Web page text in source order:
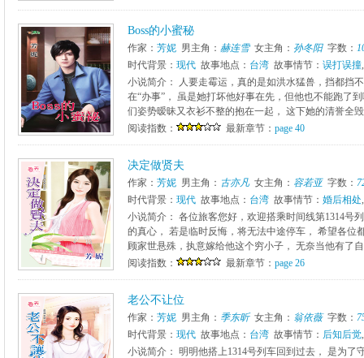
Boss的小蜜秘
作家： 芳妮 男主角： 赫连雪女主角： 孙冬阳字数：
时代背景： 现代 故事地点： 台湾 故事情节： 误打误撞,
小说简介： 人要走霉运，真的是如洪水猛兽，挡都挡
在“办事”， 虽是她打坏他好事在先，但他也不能跑了
们姿势暧昧又衣衫不整的抱在一起， 这下她的清誉全
阅读指数：
最新章节： page 40
决定做贤夫
作家： 芳妮 男主角： 古亦凡女主角： 容若亚字数：
时代背景： 现代 故事地点： 台湾 故事情节： 婚后相处,
小说简介： 各位旅客您好，欢迎搭乘时间线第1314号
的真心， 若是临时反悔，将无法中途停车， 希望各位
顾家世悬殊，执意嫁给他这个穷小子， 无奈当他有了
阅读指数：
最新章节： page 26
老公不让位
作家： 芳妮 男主角： 季东昕女主角： 翁依薇字数：
时代背景： 现代 故事地点： 台湾 故事情节： 后知后觉,
小说简介： 明明他搭上1314号列车回到过去， 是为